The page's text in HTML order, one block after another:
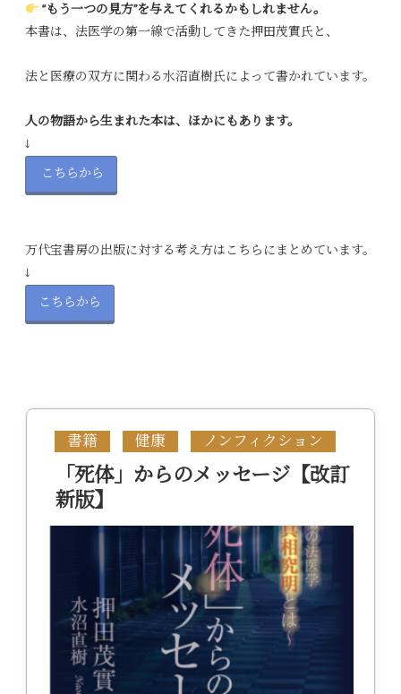
“もう一つの見方”を与えてくれるかもしれません。
本書は、法医学の第一線で活動してきた押田茂實氏と、
法と医療の双方に関わる水沼直樹氏によって書かれています。
人の物語から生まれた本は、ほかにもあります。
↓
こちらから
万代宝書房の出版に対する考え方はこちらにまとめています。
↓
こちらから
書籍 健康 ノンフィクション
「死体」からのメッセージ【改訂
新版】